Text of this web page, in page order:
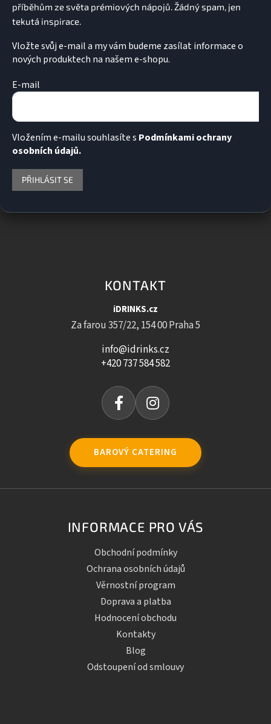
Vložte svůj e-mail a my vám budeme zasílat informace o
nových produktech na našem e-shopu.
E-mail
Vložením e-mailu souhlasíte s Podmínkami ochrany
osobních údajů.
PŘIHLÁSIT SE
KONTAKT
iDRINKS.cz
Za farou 357/22, 154 00 Praha 5
info@idrinks.cz
+420 737 584 582
BAROVÝ CATERING
INFORMACE PRO VÁS
Obchodní podmínky
Ochrana osobních údajů
Věrnostní program
Doprava a platba
Hodnocení obchodu
Kontakty
Blog
Odstoupení od smlouvy